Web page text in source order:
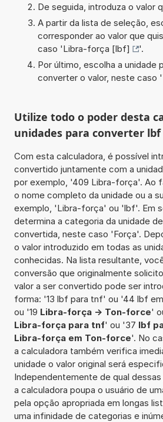
De seguida, introduza o valor
A partir da lista de seleção,
corresponder ao valor que
caso 'Libra-força [lbf]
'.
Por último, escolha a unidade
converter o valor, neste caso '
Utilize todo o poder desta
unidades para converter
Com esta calculadora, é possível
convertido juntamente com a
por exemplo, '409 Libra-força'. Ao
o nome completo da unidade ou a
exemplo, 'Libra-força' ou 'lbf'. Em
determina a categoria da unidade
convertida, neste caso 'Força'.
o valor introduzido em todas as
conhecidas. Na lista resultante,
conversão que originalmente
valor a ser convertido pode ser
forma: '13 lbf para tnf' ou '44 lbf
ou '19 Libra-força -> Ton-force'
Libra-força para tnf' ou '37 lbf
Libra-força em Ton-force'. No
a calculadora também verifica
unidade o valor original será
Independentemente de qual dessas
a calculadora poupa o usuário de
pela opção apropriada em longas
uma infinidade de categorias e